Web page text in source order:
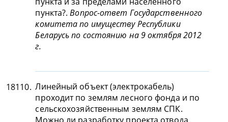
пункта?.Вопрос-ответ Государственного
комитета по имуществу Республики
Беларусь по состоянию на 9 октября 2012
г.
18110. Линейный объект (электрокабель)
проходит по землям лесного фонда и по
сельскохозяйственным землям СПК.